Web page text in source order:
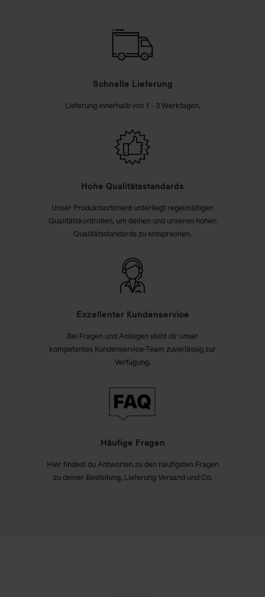
Schnelle Lieferung
Lieferung innerhalb von 1 - 3 Werktagen.
Hohe Qualitätsstandards
Unser Produktsortiment unterliegt regelmäßigen
Qualitätskontrollen, um deinen und unseren hohen
Qualitätsstandards zu entsprechen.
Exzellenter Kundenservice
Bei Fragen und Anliegen steht dir unser
kompetentes Kundenservice-Team zuverlässig zur
Verfügung.
Häufige Fragen
Hier findest du Antworten zu den häufigsten Fragen
zu deiner Bestellung, Lieferung Versand und Co.